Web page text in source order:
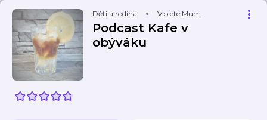
Děti a rodina Violete Mum
Podcast Kafe v
obýváku